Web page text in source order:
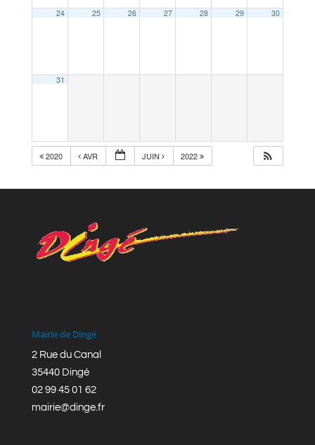
24 25 26 27 28 29 30
31
2020 AVR JUIN 2022
Mairie de Dingé
2 Rue du Canal
35440 Dingé
02 99 45 01 62
mairie@dinge.fr